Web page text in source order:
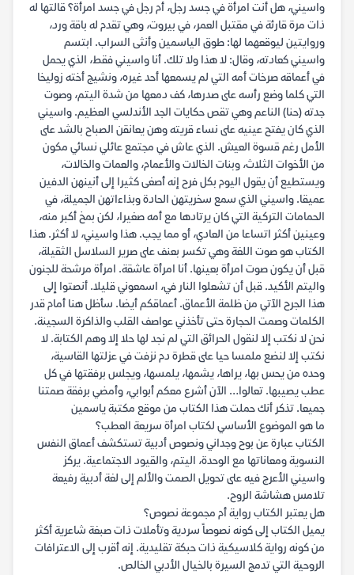
واسيني، هل أنت امرأة في جسد رجل، أم رجل في جسد امرأة؟ قالتها له
ذات مرة قارئة في مقتبل العمر، في بيروت، وهي تقدم له باقة ورد،
وروايتين ليوقعهما لها: طوق الياسمين وأنثى السراب. ابتسم
واسيني كعادته، وقال: لا هذا ولا تلك. أنا واسيني فقط، الذي يحمل
في أعماقه صرخات أمه التي لم يسمعها أحد غيره، ونشيج أخته زوليخا
التي كلما وضع رأسه على صدرها، كف دمعها من شدة اليتم، وصوت
جدته (حنا) الناعم وهي تقص حكايات الجد الأندلسي العظيم. واسيني
الذي كان يفتح عينيه على نساء قريته وهن يعانقن الصباح بالشد على
الأمل رغم قسوة العيش. الذي عاش في مجتمع عائلي نسائي مكون
من الأخوات الثلاث، وبنات الخالات والأعمام، والعمات والخالات،
ويستطيع أن يقول اليوم بكل فرح إنه أصغى كثيرا إلى أنينهن الدفين
عميقا. واسيني الذي سمع سخريتهن الحادة وبذاءاتهن الجميلة، في
الحمامات التركية التي كان يرتادها مع أمه صغيرا، لكن بمخ أكبر منه،
وعينين أكثر اتساعا من العادي، أو مما يجب. هذا واسيني، لا أكثر. هذا
الكتاب هو صوت اللغة وهي تكسر بعنف على صرير السلاسل الثقيلة،
قبل أن يكون صوت امرأة بعينها. أنا امرأة عاشقة. امرأة مرشحة للجنون
واليتم الأكيد. قبل أن تشعلوا النار في، اسمعوني قليلا. أنصتوا إلى
هذا الجرح الآتي من ظلمة الأعماق. أعماقكم أيضا. سأظل هنا أمام قدر
الكلمات وصمت الحجارة حتى تأخذني عواصف القلب والذاكرة السجينة.
نحن لا نكتب إلا لنقول الحرائق التي لم نجد لها حلا إلا وهم الكتابة. لا
نكتب إلا لنضع ملمسا حيا على قطرة دم نزفت في عزلتها القاسية،
وحده من يحس بها، يراها، يشمها، يلمسها، ويجلس برفقتها في كل
عطب يصيبها. تعالوا… الآن أشرع معكم أبوابي، وأمضي برفقة صمتنا
جميعا. تذكر أنك حملت هذا الكتاب من موقع مكتبة ياسمين
ما هو الموضوع الأساسي لكتاب امرأة سريعة العطب؟
الكتاب عبارة عن بوح وجداني ونصوص أدبية تستكشف أعماق النفس
النسوية ومعاناتها مع الوحدة، اليتم، والقيود الاجتماعية. يركز
واسيني الأعرج فيه على تحويل الصمت والألم إلى لغة أدبية رفيعة
تلامس هشاشة الروح.
هل يعتبر الكتاب رواية أم مجموعة نصوص؟
يميل الكتاب إلى كونه نصوصاً سردية وتأملات ذات صبغة شاعرية أكثر
من كونه رواية كلاسيكية ذات حبكة تقليدية. إنه أقرب إلى الاعترافات
الروحية التي تدمج السيرة بالخيال الأدبي الخالص.